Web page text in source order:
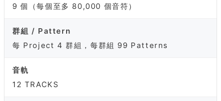
9 個（每個至多 80,000 個音符）
群組 / Pattern
每 Project 4 群組，每群組 99 Patterns
音軌
12 TRACKS